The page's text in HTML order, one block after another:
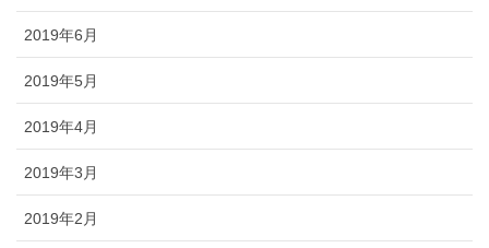
2019年6月
2019年5月
2019年4月
2019年3月
2019年2月